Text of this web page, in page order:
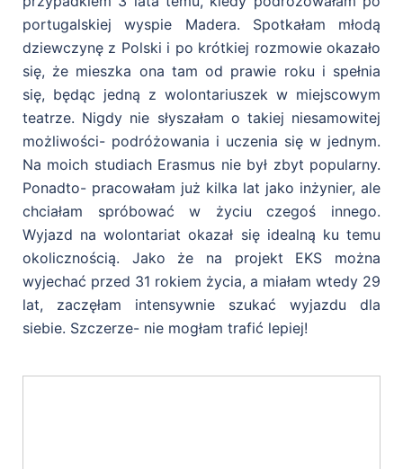
portugalskiej wyspie Madera. Spotkałam młodą
dziewczynę z Polski i po krótkiej rozmowie okazało
się, że mieszka ona tam od prawie roku i spełnia
się, będąc jedną z wolontariuszek w miejscowym
teatrze. Nigdy nie słyszałam o takiej niesamowitej
możliwości- podróżowania i uczenia się w jednym.
Na moich studiach Erasmus nie był zbyt popularny.
Ponadto- pracowałam już kilka lat jako inżynier, ale
chciałam spróbować w życiu czegoś innego.
Wyjazd na wolontariat okazał się idealną ku temu
okolicznością. Jako że na projekt EKS można
wyjechać przed 31 rokiem życia, a miałam wtedy 29
lat, zaczęłam intensywnie szukać wyjazdu dla
siebie. Szczerze- nie mogłam trafić lepiej!